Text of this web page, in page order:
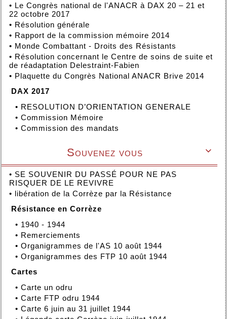
• Le Congrès national de l'ANACR à DAX 20 – 21 et
22 octobre 2017
• Résolution générale
• Rapport de la commission mémoire 2014
• Monde Combattant - Droits des Résistants
• Résolution concernant le Centre de soins de suite et
de réadaptation Delestraint-Fabien
• Plaquette du Congrès National ANACR Brive 2014
DAX 2017
• RESOLUTION D’ORIENTATION GENERALE
• Commission Mémoire
• Commission des mandats

Souvenez vous
• SE SOUVENIR DU PASSÉ POUR NE PAS
RISQUER DE LE REVIVRE
• libération de la Corrèze par la Résistance
Résistance en Corrèze
• 1940 - 1944
• Remerciements
• Organigrammes de l'AS 10 août 1944
• Organigrammes des FTP 10 août 1944
Cartes
• Carte un odru
• Carte FTP odru 1944
• Carte 6 juin au 31 juillet 1944